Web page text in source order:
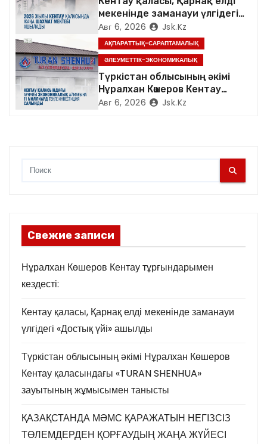
с
я
м
мекенінде заманауи үлгідегі
«Достық үйі» ашылды
Авг 6, 2026 Jsk.kz
АҚПАРАТТЫҚ-САРАПТАМАЛЫҚ
ӘЛЕУМЕТТІК-ЭКОНОМИКАЛЫҚ
Түркістан облысының әкімі
Нұралхан Көшеров Кентау
қаласындағы «TURAN
Авг 6, 2026 Jsk.kz
Свежие записи
Нұралхан Көшеров Кентау тұрғындарымен
кездесті:
Кентау қаласы, Қарнақ елді мекенінде заманауи
үлгідегі «Достық үйі» ашылды
Түркістан облысының әкімі Нұралхан Көшеров
Кентау қаласындағы «TURAN SHENHUA»
зауытының жұмысымен танысты
ҚАЗАҚСТАНДА МӘМС ҚАРАЖАТЫН НЕГІЗСІЗ
ТӨЛЕМДЕРДЕН ҚОРҒАУДЫҢ ЖАҢА ЖҮЙЕСІ